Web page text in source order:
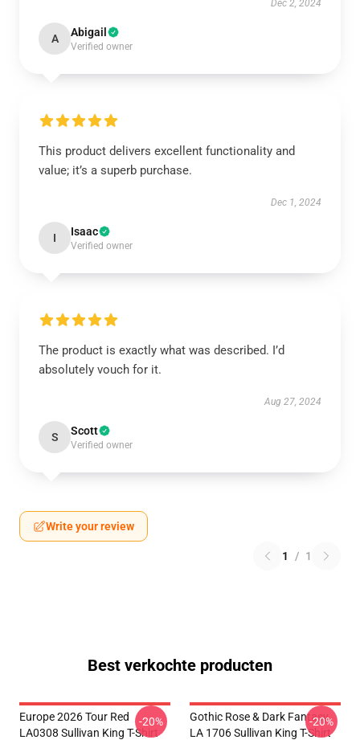
Dec 2, 2024
A Abigail
Verified owner
This product delivers excellent functionality and
value; it’s a superb purchase.
Dec 1, 2024
I Isaac
Verified owner
The product is exactly what was described. I’d
absolutely vouch for it.
Aug 27, 2024
S Scott
Verified owner
Write your review
1 / 1
Best verkochte producten
Europe 2026 Tour Red
LA0308 Sullivan King T-Shirt
-20%
Gothic Rose & Dark Fantasy
LA 1706 Sullivan King T-Shirt
-20%